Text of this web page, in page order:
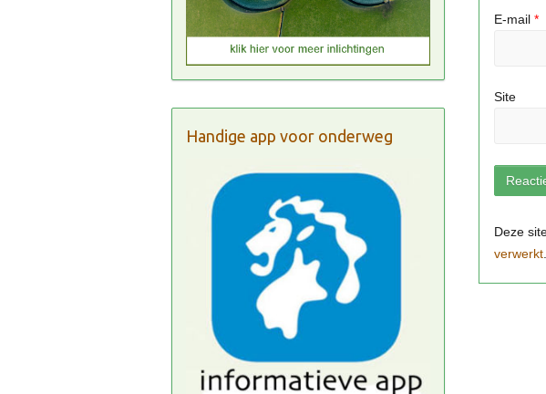
E-mail *
Site
verwerkt
Handige app voor onderweg